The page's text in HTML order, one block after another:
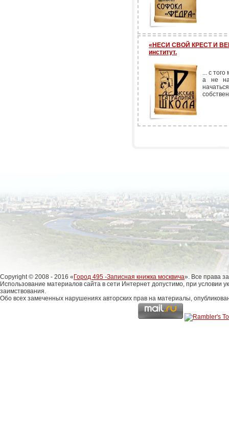
«НЕСИ СВОЙ КРЕСТ И
институт.
... с
а не
Copyright © 2008 - 2016 « Город 495 -Записная книжка москвича». Все права
Использование материалов сайта в сети Интернет допустимо, при условии
заимствования.
Обо всех замеченных нарушениях авторских прав на материалы,